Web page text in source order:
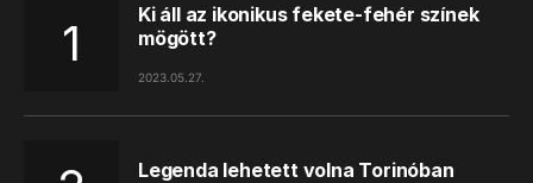
Ki áll az ikonikus fekete-fehér színek
mögött?
2023.05.27.
Legenda lehetett volna Torinóban